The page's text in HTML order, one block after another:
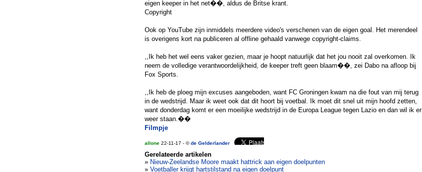
eigen keeper in het net��, aldus de Britse krant.
Copyright
Ook op YouTube zijn inmiddels meerdere video's verschenen van de eigen goal. Het merendeel
is overigens kort na publiceren al offline gehaald vanwege copyright-claims.
,,Ik heb het wel eens vaker gezien, maar je hoopt natuurlijk dat het jou nooit zal overkomen. Ik
neem de volledige verantwoordelijkheid, de keeper treft geen blaam��, zei Dabo na afloop bij
Fox Sports.
,,Ik heb de ploeg mijn excuses aangeboden, want FC Groningen kwam na die fout van mij terug
in de wedstrijd. Maar ik weet ook dat dit hoort bij voetbal. Ik moet dit snel uit mijn hoofd zetten,
want donderdag komt er een moeilijke wedstrijd in de Europa League tegen Lazio en dan wil ik er
weer staan.��
Filmpje
allone 22-11-17 - ©de Gelderlander
Gerelateerde artikelen
» Nieuw-Zeelandse Moore maakt hattrick aan eigen doelpunten
» Voetballer krijgt hartstilstand na eigen doelpunt